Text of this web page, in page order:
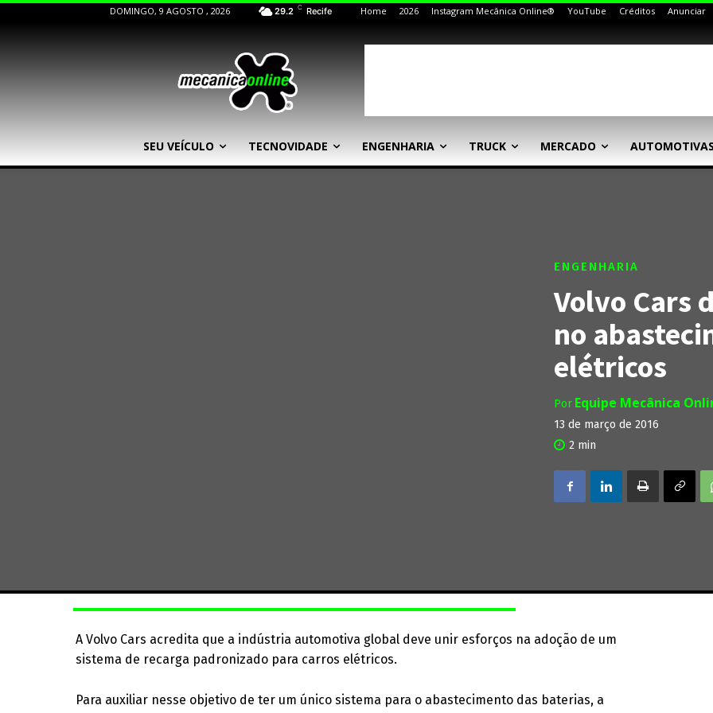
DOMINGO, 9 AGOSTO , 2026 29.2 C Recife Home 2026 Instagram Mecânica Online® YouTube Créditos Anunciar
SEU VEÍCULO TECNOVIDADE ENGENHARIA TRUCK MERCADO
ENGENHARIA
Volvo Cars
no
elétricos
Por Equipe Mecânica
13 de março de 2016
2 min
A Volvo Cars acredita que a indústria automotiva global deve unir esforços na adoção de um
sistema de recarga padronizado para carros elétricos.
Para auxiliar nesse objetivo de ter um único sistema para o abastecimento das baterias, a